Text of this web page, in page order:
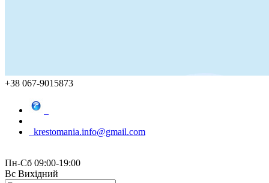
+38 067-9015873
krestomania.info@gmail.com
Пн-Сб 09:00-19:00
Вс Вихідний